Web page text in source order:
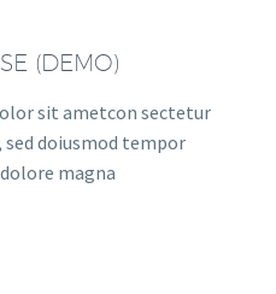
(DEMO)
sit ametcon sectetur
doiusmod tempor
magna